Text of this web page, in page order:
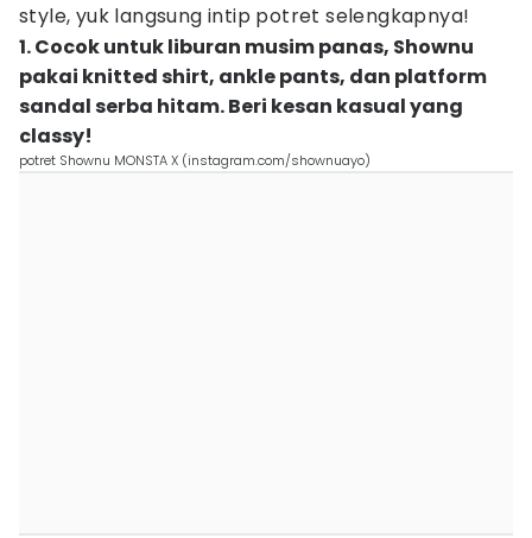
style, yuk langsung intip potret selengkapnya!
1. Cocok untuk liburan musim panas, Shownu
pakai knitted shirt, ankle pants, dan platform
sandal serba hitam. Beri kesan kasual yang
classy!
potret Shownu MONSTA X (instagram.com/shownuayo)